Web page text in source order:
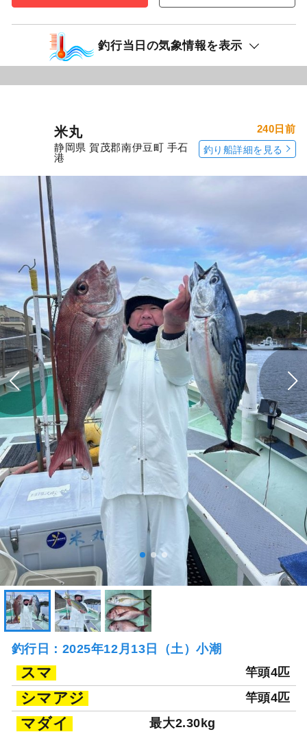
釣行当日の気象情報を表示
米丸
静岡県 賀茂郡南伊豆町 手石
港
240日前
釣り船詳細を見る
釣行日：2025年12月13日（土）小潮
スマ 竿頭4匹
シマアジ 竿頭4匹
マダイ 最大2.30kg